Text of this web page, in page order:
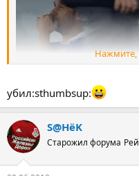
Нажмите,
убил:sthumbsup:
S@HёK
Старожил форума